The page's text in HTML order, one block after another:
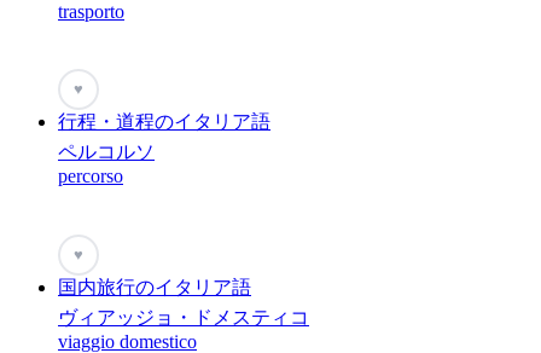
trasporto
♥
行程・道程のイタリア語
ペルコルソ
percorso
♥
国内旅行のイタリア語
ヴィアッジョ・ドメスティコ
viaggio domestico